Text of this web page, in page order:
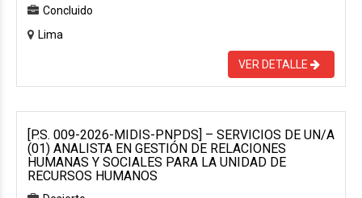
Concluido
Lima
VER DETALLE
[P.S. 009-2026-MIDIS-PNPDS] – SERVICIOS DE UN/A
(01) ANALISTA EN GESTIÓN DE RELACIONES
HUMANAS Y SOCIALES PARA LA UNIDAD DE
RECURSOS HUMANOS